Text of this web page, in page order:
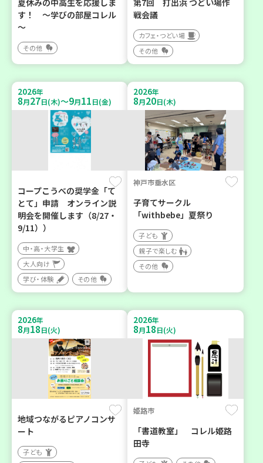
夏休みの中高生を応援しま
す！ ～学びの部屋コレル
～
その他
第7回 打出浜 つどい場作
戦会議
カフェ・つどい場
その他
2026年
8月27日(木)～9月11日(金)
コープこうべの奨学金「て
とて」申請 オンライン説
明会を開催します（8/27・
9/11））
中・高・大学生
大人向け
学び・体験
その他
2026年
8月20日(木)
神戸市垂水区
子育てサークル
「withbebe」夏祭り
子ども
親子で楽しむ
その他
2026年
8月18日(火)
地域つながるピアノコンサ
ート
子ども
2026年
8月18日(火)
姫路市
「書道教室」 コレル姫路
田寺